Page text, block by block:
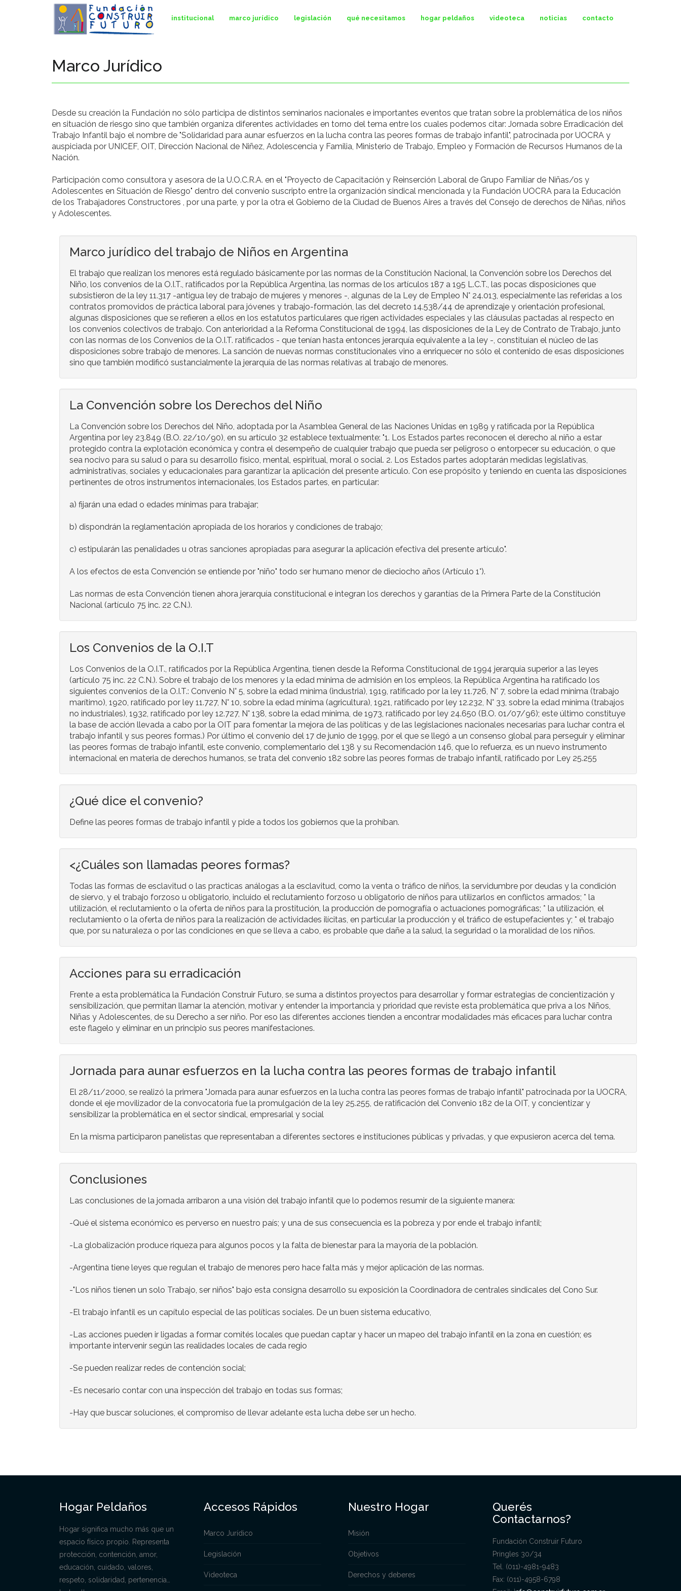
institucional marco jurídico legislación qué necesitamos hogar peldaños videoteca noticias contacto
Marco Jurídico
Desde su creación la Fundación no sólo participa de distintos seminarios nacionales e importantes eventos que tratan sobre la problemática de los niños
en situación de riesgo sino que también organiza diferentes actividades en torno del tema entre los cuales podemos citar: Jornada sobre Erradicación del
Trabajo Infantil bajo el nombre de "Solidaridad para aunar esfuerzos en la lucha contra las peores formas de trabajo infantil", patrocinada por UOCRA y
auspiciada por UNICEF, OIT, Dirección Nacional de Niñez, Adolescencia y Familia, Ministerio de Trabajo, Empleo y Formación de Recursos Humanos de la
Nación.
Participación como consultora y asesora de la U.O.C.R.A. en el "Proyecto de Capacitación y Reinserción Laboral de Grupo Familiar de Niñas/os y
Adolescentes en Situación de Riesgo" dentro del convenio suscripto entre la organización sindical mencionada y la Fundación UOCRA para la Educación
de los Trabajadores Constructores , por una parte, y por la otra el Gobierno de la Ciudad de Buenos Aires a través del Consejo de derechos de Niñas, niños
y Adolescentes.
Marco jurídico del trabajo de Niños en Argentina
El trabajo que realizan los menores está regulado básicamente por las normas de la Constitución Nacional, la Convención sobre los Derechos del
Niño, los convenios de la O.I.T., ratificados por la República Argentina, las normas de los artículos 187 a 195 L.C.T., las pocas disposiciones que
subsistieron de la ley 11.317 -antigua ley de trabajo de mujeres y menores -, algunas de la Ley de Empleo N° 24.013, especialmente las referidas a los
contratos promovidos de práctica laboral para jóvenes y trabajo-formación, las del decreto 14.538/44 de aprendizaje y orientación profesional,
algunas disposiciones que se refieren a ellos en los estatutos particulares que rigen actividades especiales y las cláusulas pactadas al respecto en
los convenios colectivos de trabajo. Con anterioridad a la Reforma Constitucional de 1994, las disposiciones de la Ley de Contrato de Trabajo, junto
con las normas de los Convenios de la O.I.T. ratificados - que tenían hasta entonces jerarquía equivalente a la ley -, constituían el núcleo de las
disposiciones sobre trabajo de menores. La sanción de nuevas normas constitucionales vino a enriquecer no sólo el contenido de esas disposiciones
sino que también modificó sustancialmente la jerarquía de las normas relativas al trabajo de menores.
La Convención sobre los Derechos del Niño
La Convención sobre los Derechos del Niño, adoptada por la Asamblea General de las Naciones Unidas en 1989 y ratificada por la República
Argentina por ley 23.849 (B.O. 22/10/90), en su artículo 32 establece textualmente: "1. Los Estados partes reconocen el derecho al niño a estar
protegido contra la explotación económica y contra el desempeño de cualquier trabajo que pueda ser peligroso o entorpecer su educación, o que
sea nocivo para su salud o para su desarrollo físico, mental, espiritual, moral o social. 2. Los Estados partes adoptarán medidas legislativas,
administrativas, sociales y educacionales para garantizar la aplicación del presente artículo. Con ese propósito y teniendo en cuenta las disposiciones
pertinentes de otros instrumentos internacionales, los Estados partes, en particular:
a) fijarán una edad o edades mínimas para trabajar;
b) dispondrán la reglamentación apropiada de los horarios y condiciones de trabajo;
c) estipularán las penalidades u otras sanciones apropiadas para asegurar la aplicación efectiva del presente artículo".
A los efectos de esta Convención se entiende por "niño" todo ser humano menor de dieciocho años (Artículo 1°).
Las normas de esta Convención tienen ahora jerarquía constitucional e integran los derechos y garantías de la Primera Parte de la Constitución
Nacional (artículo 75 inc. 22 C.N.).
Los Convenios de la O.I.T
Los Convenios de la O.I.T., ratificados por la República Argentina, tienen desde la Reforma Constitucional de 1994 jerarquía superior a las leyes
(artículo 75 inc. 22 C.N.). Sobre el trabajo de los menores y la edad mínima de admisión en los empleos, la República Argentina ha ratificado los
siguientes convenios de la O.I.T.: Convenio N° 5, sobre la edad mínima (industria), 1919, ratificado por la ley 11.726, N° 7, sobre la edad mínima (trabajo
marítimo), 1920, ratificado por ley 11.727, N° 10, sobre la edad mínima (agricultura), 1921, ratificado por ley 12.232, N° 33, sobre la edad mínima (trabajos
no industriales), 1932, ratificado por ley 12.727, N° 138, sobre la edad mínima, de 1973, ratificado por ley 24.650 (B.O. 01/07/96); este último constituye
la base de acción llevada a cabo por la OIT para fomentar la mejora de las políticas y de las legislaciones nacionales necesarias para luchar contra el
trabajo infantil y sus peores formas.) Por último el convenio del 17 de junio de 1999, por el que se llegó a un consenso global para perseguir y eliminar
las peores formas de trabajo infantil, este convenio, complementario del 138 y su Recomendación 146, que lo refuerza, es un nuevo instrumento
internacional en materia de derechos humanos, se trata del convenio 182 sobre las peores formas de trabajo infantil, ratificado por Ley 25.255
¿Qué dice el convenio?
Define las peores formas de trabajo infantil y pide a todos los gobiernos que la prohíban.
<¿Cuáles son llamadas peores formas?
Todas las formas de esclavitud o las practicas análogas a la esclavitud, como la venta o tráfico de niños, la servidumbre por deudas y la condición
de siervo, y el trabajo forzoso u obligatorio, incluido el reclutamiento forzoso u obligatorio de niños para utilizarlos en conflictos armados; * la
utilización, el reclutamiento o la oferta de niños para la prostitución, la producción de pornografía o actuaciones pornográficas; * la utilización, el
reclutamiento o la oferta de niños para la realización de actividades ilícitas, en particular la producción y el tráfico de estupefacientes y; * el trabajo
que, por su naturaleza o por las condiciones en que se lleva a cabo, es probable que dañe a la salud, la seguridad o la moralidad de los niños.
Acciones para su erradicación
Frente a esta problemática la Fundación Construir Futuro, se suma a distintos proyectos para desarrollar y formar estrategias de concientización y
sensibilización, que permitan llamar la atención, motivar y entender la importancia y prioridad que reviste esta problemática que priva a los Niños,
Niñas y Adolescentes, de su Derecho a ser niño. Por eso las diferentes acciones tienden a encontrar modalidades más eficaces para luchar contra
este flagelo y eliminar en un principio sus peores manifestaciones.
Jornada para aunar esfuerzos en la lucha contra las peores formas de trabajo infantil
El 28/11/2000, se realizó la primera "Jornada para aunar esfuerzos en la lucha contra las peores formas de trabajo infantil" patrocinada por la UOCRA,
donde el eje movilizador de la convocatoria fue la promulgación de la ley 25.255, de ratificación del Convenio 182 de la OIT, y concientizar y
sensibilizar la problemática en el sector sindical, empresarial y social
En la misma participaron panelistas que representaban a diferentes sectores e instituciones públicas y privadas, y que expusieron acerca del tema.
Conclusiones
Las conclusiones de la jornada arribaron a una visión del trabajo infantil que lo podemos resumir de la siguiente manera:
-Qué el sistema económico es perverso en nuestro país; y una de sus consecuencia es la pobreza y por ende el trabajo infantil;
-La globalización produce riqueza para algunos pocos y la falta de bienestar para la mayoría de la población.
-Argentina tiene leyes que regulan el trabajo de menores pero hace falta más y mejor aplicación de las normas.
-"Los niños tienen un solo Trabajo, ser niños" bajo esta consigna desarrollo su exposición la Coordinadora de centrales sindicales del Cono Sur.
-El trabajo infantil es un capítulo especial de las políticas sociales. De un buen sistema educativo,
-Las acciones pueden ir ligadas a formar comités locales que puedan captar y hacer un mapeo del trabajo infantil en la zona en cuestión; es
importante intervenir según las realidades locales de cada regio
-Se pueden realizar redes de contención social;
-Es necesario contar con una inspección del trabajo en todas sus formas;
-Hay que buscar soluciones, el compromiso de llevar adelante esta lucha debe ser un hecho.
Hogar Peldaños
Hogar significa mucho más que un
espacio físico propio. Representa
protección, contención, amor,
educación, cuidado, valores,
respeto, solidaridad, pertenencia…
Accesos Rápidos
Marco Jurídico
Legislación
Videoteca
Nuestro Hogar
Misión
Objetivos
Derechos y deberes
Querés
Contactarnos?
Fundación Construir Futuro
Pringles 30/34
Tel. (011)-4981-9483
Fax: (011)-4958-6798